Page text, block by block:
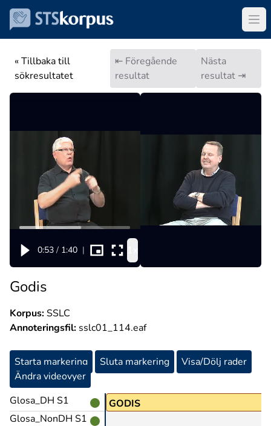
« Tillbaka till
sökresultatet
⇤ Föregående
resultat
Nästa
resultat ⇥
0:53 / 1:40 |
Godis
Korpus:SSLC
Annoteringsfil: sslc01_114.eaf
Starta markering Sluta markering
Visa/Dölj rader
Ändra videovyer
Glosa_DH S1
Glosa_NonDH S1
GODIS